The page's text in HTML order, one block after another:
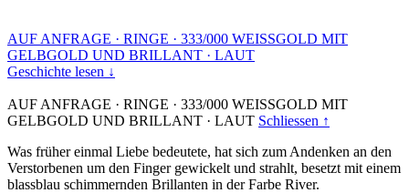
AUF ANFRAGE · RINGE · 333/000 WEISSGOLD MIT
GELBGOLD UND BRILLANT · LAUT
Geschichte lesen ↓
AUF ANFRAGE · RINGE · 333/000 WEISSGOLD MIT
GELBGOLD UND BRILLANT · LAUT Schliessen ↑
Was früher einmal Liebe bedeutete, hat sich zum Andenken an den
Verstorbenen um den Finger gewickelt und strahlt, besetzt mit einem
blassblau schimmernden Brillanten in der Farbe River.